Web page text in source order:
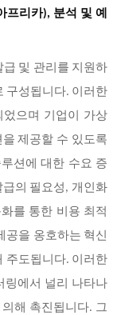
리카), 분석 및 예
및 관리를 지원하
구성됩니다. 이러한
었으며 기업이 가상
제공할 수 있도록
션에 대한 수요 증
의 필요성, 개인화
를 통한 비용 최적
공을 옹호하는 혁신
주도됩니다. 이러한
링에서 널리 나타나
해 촉진됩니다. 그